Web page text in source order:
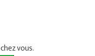
vous.